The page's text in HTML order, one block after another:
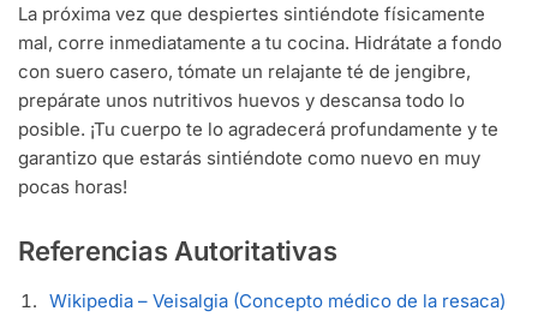
La próxima vez que despiertes sintiéndote físicamente
mal, corre inmediatamente a tu cocina. Hidrátate a fondo
con suero casero, tómate un relajante té de jengibre,
prepárate unos nutritivos huevos y descansa todo lo
posible. ¡Tu cuerpo te lo agradecerá profundamente y te
garantizo que estarás sintiéndote como nuevo en muy
pocas horas!
Referencias Autoritativas
Wikipedia – Veisalgia (Concepto médico de la resaca)